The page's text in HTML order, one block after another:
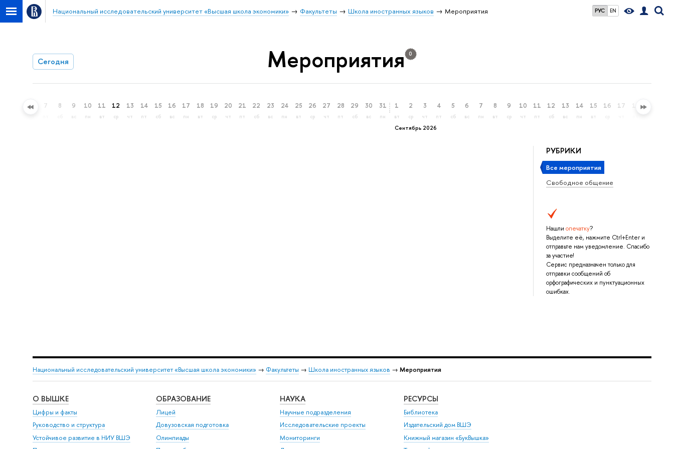
РУС EN
Национальный исследовательский университет «Высшая школа экономики» Факультеты Школа иностранных языков Мероприятия
Сегодня Мероприятия 0
6 7 8 9
вс
10
пн
11
вт
12
ср
13
чт
14
пт
15
сб
16
вс
17
пн
18
вт
19
ср
20
чт
21
пт
22
сб
23
вс
24
пн
25
вт
26
ср
27
чт
28
пт
29
сб
30
вс
31
пн
Сентябрь 2026
1
вт
2
ср
3
чт
4
пт
5
сб
6
вс
7
пн
8
вт
9
ср
10
чт
11
пт
12
сб
13
вс
14
пн
15
вт
16 17 18 19
РУБРИКИ
Все мероприятия
Свободное общение
Нашли опечатку?
Выделите её, нажмите Ctrl+Enter и
отправьте нам уведомление. Спасибо
за участие!
Сервис предназначен только для
отправки сообщений об
орфографических и пунктуационных
ошибках.
Национальный исследовательский университет «Высшая школа экономики» → Факультеты → Школа иностранных языков → Мероприятия
О ВЫШКЕ
Цифры и факты
Руководство и структура
Устойчивое развитие в НИУ ВШЭ
ОБРАЗОВАНИЕ
Лицей
Довузовская подготовка
Олимпиады
НАУКА
Научные подразделения
Исследовательские проекты
Мониторинги
РЕСУРСЫ
Библиотека
Издательский дом ВШЭ
Книжный магазин «БукВышка»